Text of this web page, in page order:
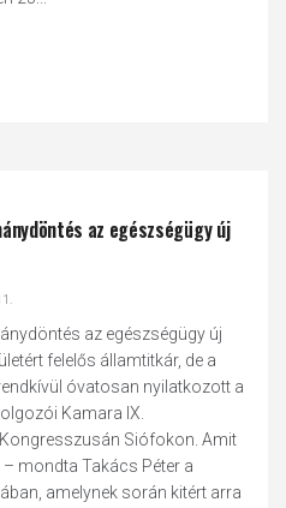
az egészségügy új
az egészségügy új
felelős államtitkár, de a
óvatosan nyilatkozott a
Kamara IX.
Siófokon. Amit
mondta Takács Péter a
amelynek során kitért arra